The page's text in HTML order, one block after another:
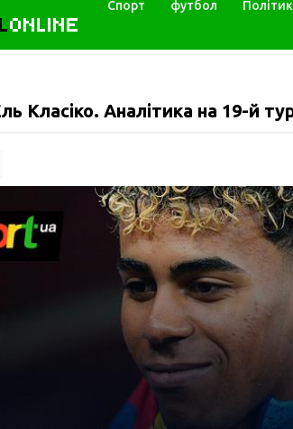
ONLINE
Спорт футбол
Класіко. Аналітика на 19-й